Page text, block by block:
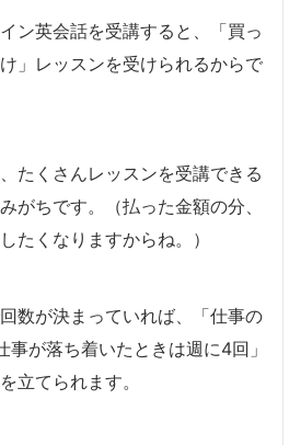
ン英会話を受講すると、「買っ
」レッスンを受けられるからで
たくさんレッスンを受講できる
がちです。（払った金額の分、
たくなりますからね。）
数が決まっていれば、「仕事の
が落ち着いたときは週に4回」
立てられます。